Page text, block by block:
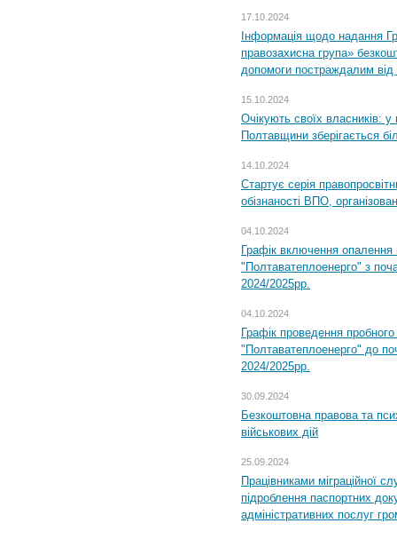
17.10.2024
Інформація щодо надання
правозахисна група»
допомоги постраждалим від
15.10.2024
Очікують своїх власників: у
Полтавщини зберігається
14.10.2024
Стартує серія
обізнаності ВПО,
04.10.2024
Графік включення
"Полтаватеплоенерго" з
2024/2025рр.
04.10.2024
Графік проведення
"Полтаватеплоенерго" до
2024/2025рр.
30.09.2024
Безкоштовна правова та
військових дій
25.09.2024
Працівниками міграційної
підроблення паспортних
адміністративних послуг